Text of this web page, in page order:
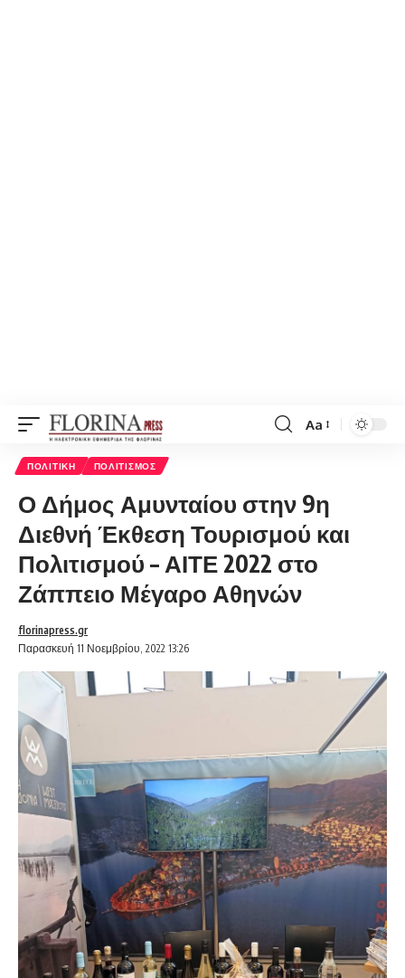
Font
Aa
ΠΟΛΙΤΙΚΉ ΠΟΛΙΤΙΣΜΌΣ
Ο Δήμος Αμυνταίου στην 9η
Διεθνή Έκθεση Τουρισμού και
Πολιτισμού – ΑΙΤΕ 2022 στο
Ζάππειο Μέγαρο Αθηνών
Παρασκευή 11 Νοεμβρίου, 2022 13:26
florinapress.gr